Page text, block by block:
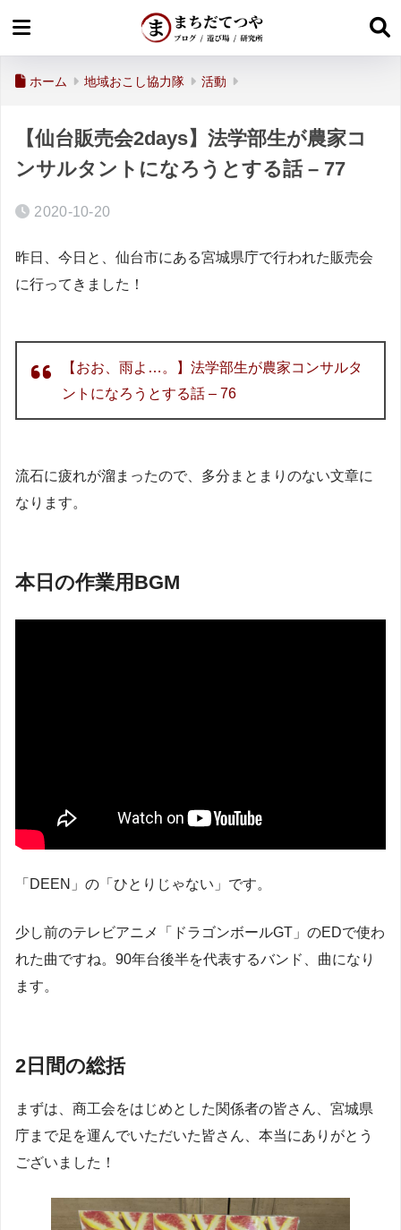
ホーム 地域おこし協力隊 活動
【仙台販売会2days】法学部生が農家コ
ンサルタントになろうとする話 – 77
2020-10-20
昨日、今日と、仙台市にある宮城県庁で行われた販売会
に行ってきました！
【おお、雨よ…。】法学部生が農家コンサルタ
ントになろうとする話 – 76
流石に疲れが溜まったので、多分まとまりのない文章に
なります。
本日の作業用BGM
「DEEN」の「ひとりじゃない」です。
少し前のテレビアニメ「ドラゴンボールGT」のEDで使わ
れた曲ですね。90年台後半を代表するバンド、曲になり
ます。
2日間の総括
まずは、商工会をはじめとした関係者の皆さん、宮城県
庁まで足を運んでいただいた皆さん、本当にありがとう
ございました！